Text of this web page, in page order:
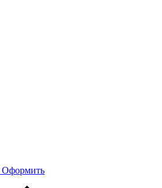
Оформить